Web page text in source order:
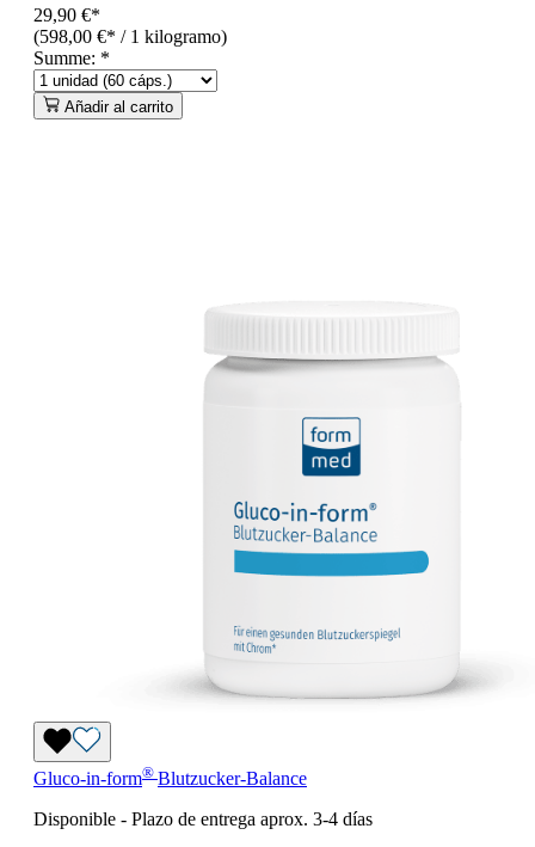
29,90 €*
(598,00 €* / 1 kilogramo)
Summe: *
Añadir al carrito
Gluco-in-form® Blutzucker-Balance
Disponible - Plazo de entrega aprox. 3-4 días